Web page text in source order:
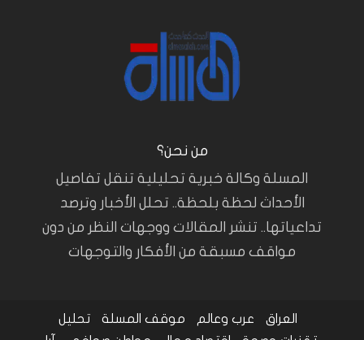
من نحن؟
المسلة وكالة خبرية تحليلية تنقل تفاصيل
الأحداث لحظة بلحظة.. تحلل الأخبار وترصد
تداعياتها.. تنشر المقالات ووجهات النظر من دون
مواقف مسبقة من الأفكار والتوجهات
العراق عرب وعالم موقف المسلة
تحليل